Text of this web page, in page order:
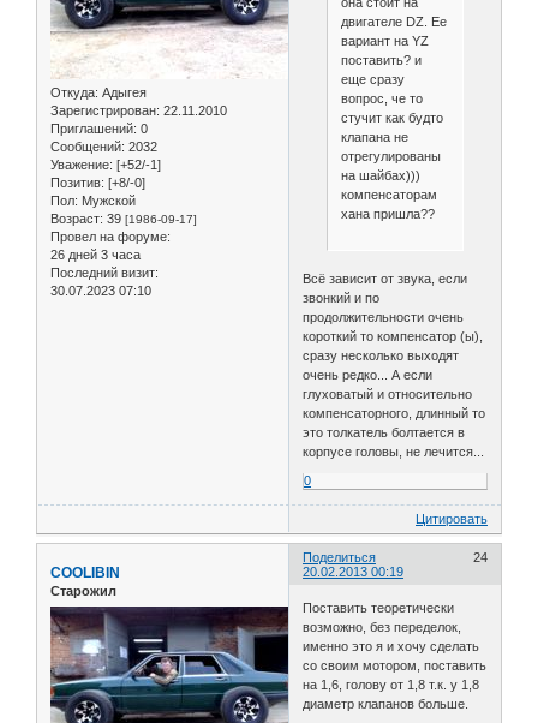
Откуда: Адыгея
Зарегистрирован: 22.11.2010
Приглашений: 0
Сообщений: 2032
Уважение: [+52/-1]
Позитив: [+8/-0]
Пол: Мужской
Возраст: 39 [1986-09-17]
Провел на форуме:
26 дней 3 часа
Последний визит:
30.07.2023 07:10
двигателе DZ. Ее
вариант на YZ
поставить? и
еще сразу
вопрос, че то
стучит как будто
клапана не
отрегулированы
на шайбах)))
компенсаторам
хана пришла??
Всё зависит от звука, если
звонкий и по
продолжительности очень
короткий то компенсатор (ы),
сразу несколько выходят
очень редко... А если
глуховатый и относительно
компенсаторного, длинный то
это толкатель болтается в
корпусе головы, не лечится...
0
Цитировать
Поделиться
24
20.02.2013 00:19
COOLIBIN
Старожил
Поставить теоретически
возможно, без переделок,
именно это я и хочу сделать
со своим мотором, поставить
на 1,6, голову от 1,8 т.к. у 1,8
диаметр клапанов больше.